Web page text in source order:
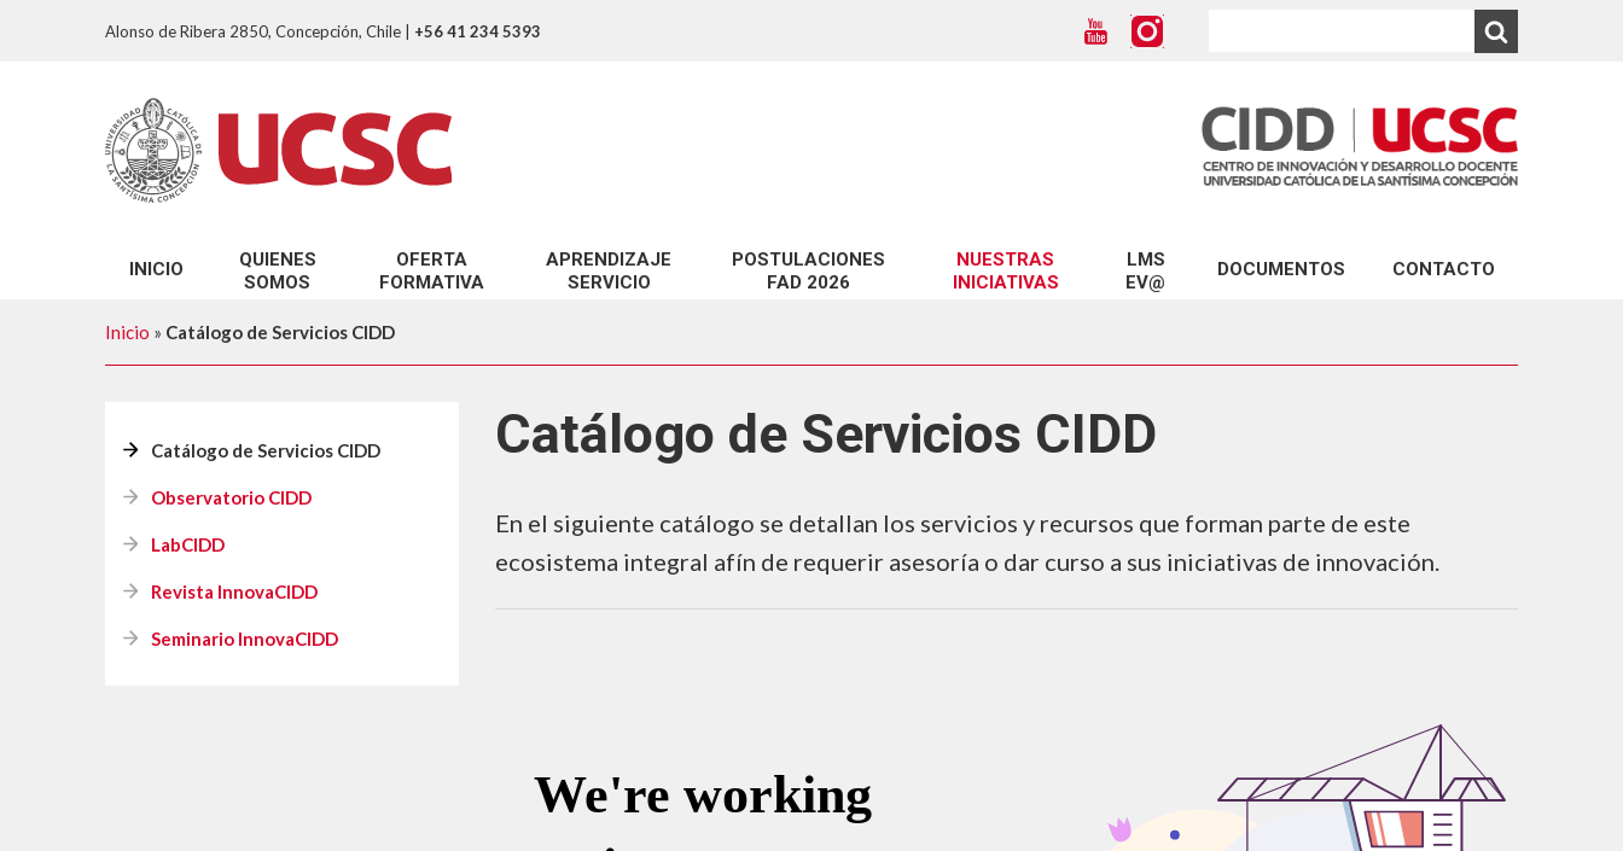
Alonso de Ribera 2850, Concepción, Chile | +56 41 234 5393
INICIO
QUIENES
SOMOS
Nuestro Propósito
Nuestro Equipo
¿Que entendemos por Innovación Docente?
OFERTA
FORMATIVA
Programa de reconocimiento de habilidades técnicas y pedagógicas en EV@
Programa de Inducción a la Docencia en la UCSC
Programa de accesibilidad digital en EV@
Cursos Autoformación
Diplomado TIC y Educación virtual 2025-2
APRENDIZAJE
SERVICIO
POSTULACIONES
FAD 2026
NUESTRAS
INICIATIVAS
Observatorio CIDD
LabCIDD
Revista InnovaCIDD
LMS
EV@
Plataforma Ev@
Turnitin
DOCUMENTOS
Marco para una Docencia de Calidad
Formularios Ev@
CONTACTO
Inicio » Catálogo de Servicios CIDD
Catálogo de Servicios CIDD
En el siguiente catálogo se detallan los servicios y recursos que forman parte de este
ecosistema integral afín de requerir asesoría o dar curso a sus iniciativas de innovación.
Catálogo de Servicios CIDD
Observatorio CIDD
LabCIDD
Revista InnovaCIDD
Seminario InnovaCIDD